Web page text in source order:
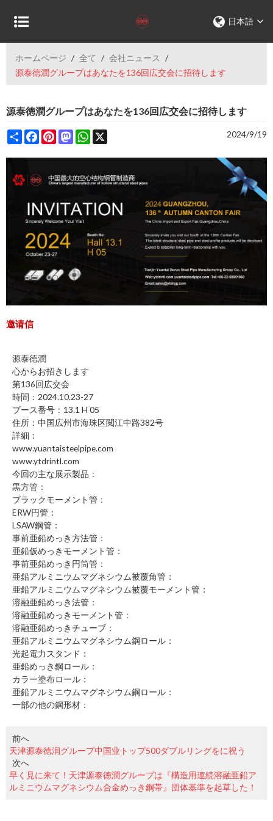
日本語
ホームページ / 全て / 会社ニュース /
源泰徳潤グループはあなたを136回広交会に招待します
源泰徳潤グループはあなたを136回広交会に招待します
ShareFacebookPinterestMastodonWhatsApp 2024/9/19
邀请信
源泰徳潤
心からお招きします
第136回広交会
時間：2024.10.23-27
ブース番号：13.1 H 05
住所：中国広州市海珠区閲江中路382号
詳細：
www.yuantaisteelpipe.com
www.ytdrintl.com
今回の主な展示製品：
黒方管：
ブラックモーメント管：
ERW円管：
LSAW鋼管：
事前亜鉛めっき方法管：
亜鉛仮めっきモーメント管：
事前亜鉛めっき円筒管：
亜鉛アルミニウムマグネシウム被覆角管：
亜鉛アルミニウムマグネシウム被覆モーメント管：
溶融亜鉛めっき法管：
溶融亜鉛めっきモーメント管：
溶融亜鉛めっきチューブ：
亜鉛アルミニウムマグネシウム鋼ロール：
光起電力スタンド：
亜鉛めっき鋼ロール：
カラー塗布ロール：
亜鉛アルミニウムマグネシウム鋼ロール：
一部の他の鋼形材：
前へ
天津源泰徳润グループ中国业トップ500ダブルリングをに祝う
次へ
早く見に来て！天津源泰徳潤グループは『構造用連続溶融亜鉛ア
ルミニウムマグネシウム合金めっき鋼帯』団体基準を起草した！